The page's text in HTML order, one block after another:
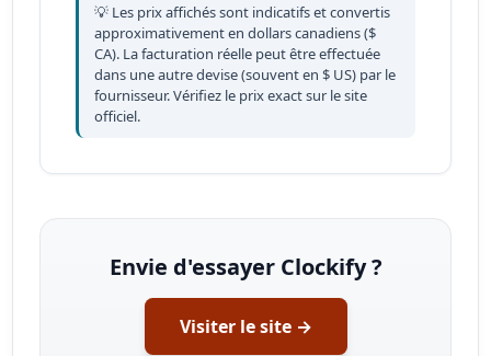
💡 Les prix affichés sont indicatifs et convertis
approximativement en dollars canadiens ($
CA). La facturation réelle peut être effectuée
dans une autre devise (souvent en $ US) par le
fournisseur. Vérifiez le prix exact sur le site
officiel.
Envie d'essayer Clockify ?
Visiter le site →